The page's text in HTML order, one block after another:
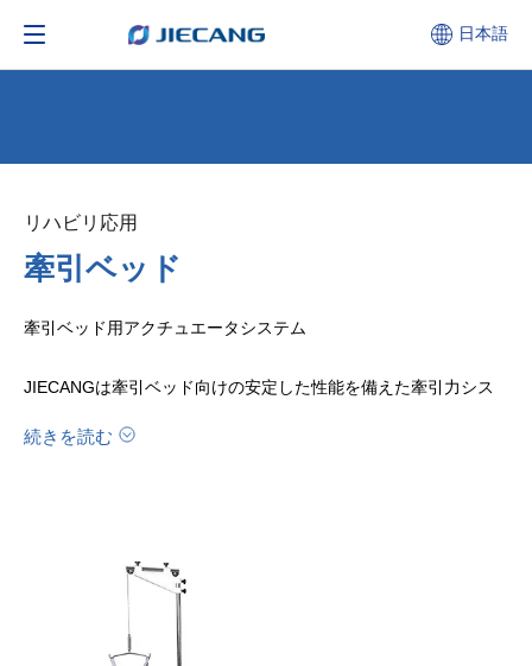
日本語
リハビリ応用
牽引ベッド
牽引ベッド用アクチュエータシステム
JIECANGは牽引ベッド向けの安定した性能を備えた牽引力シス
椎の牽引リハビリトレーニングを提供します。
速度は人体の許容できる範囲にあり、コンピュータのプログラム
設定に従って正確な制御を実現できます。
豊富な製品と多様な組み合わせ
続きを読む